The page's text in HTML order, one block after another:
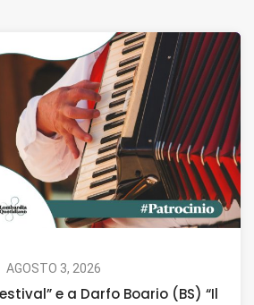
AGOSTO 3, 2026
e a Darfo Boario (BS) “Il